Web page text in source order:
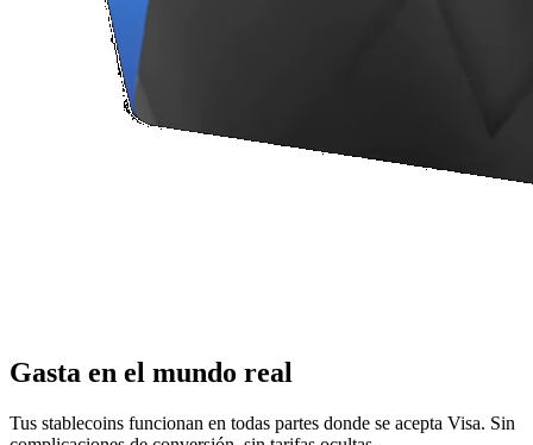
Gasta en el mundo real
Tus stablecoins funcionan en todas partes donde se acepta Visa. Sin